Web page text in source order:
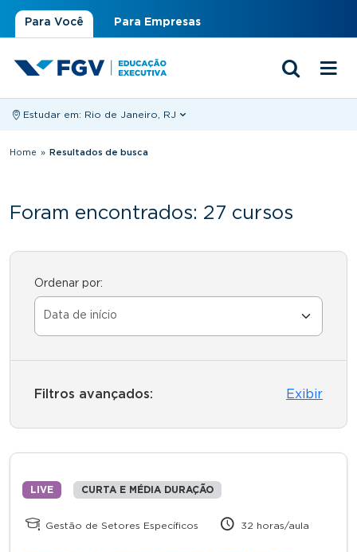
Para Você Para Empresas
Estudar em: Rio de Janeiro, RJ
Você está aqui
Home » Resultados de busca
Foram encontrados: 27 cursos
Ordenar por:
Filtros avançados: Exibir
LIVE CURTA E MÉDIA DURAÇÃO
Gestão de Setores Específicos 32 horas/aula